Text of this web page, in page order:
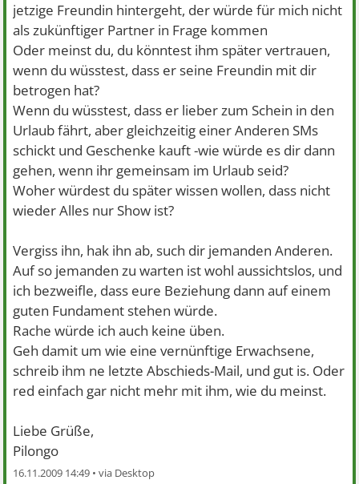
jetzige Freundin hintergeht, der würde für mich nicht
als zukünftiger Partner in Frage kommen
Oder meinst du, du könntest ihm später vertrauen,
wenn du wüsstest, dass er seine Freundin mit dir
betrogen hat?
Wenn du wüsstest, dass er lieber zum Schein in den
Urlaub fährt, aber gleichzeitig einer Anderen SMs
schickt und Geschenke kauft -wie würde es dir dann
gehen, wenn ihr gemeinsam im Urlaub seid?
Woher würdest du später wissen wollen, dass nicht
wieder Alles nur Show ist?
Vergiss ihn, hak ihn ab, such dir jemanden Anderen.
Auf so jemanden zu warten ist wohl aussichtslos, und
ich bezweifle, dass eure Beziehung dann auf einem
guten Fundament stehen würde.
Rache würde ich auch keine üben.
Geh damit um wie eine vernünftige Erwachsene,
schreib ihm ne letzte Abschieds-Mail, und gut is. Oder
red einfach gar nicht mehr mit ihm, wie du meinst.
Liebe Grüße,
Pilongo
16.11.2009 14:49 •